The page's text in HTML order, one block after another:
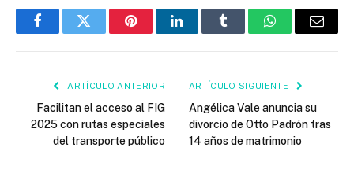
FacebookTwitter PinterestLinkedInTumblr WhatsAppEmail
ARTÍCULO ANTERIOR
Facilitan el acceso al FIG
2025 con rutas especiales
del transporte público
ARTÍCULO SIGUIENTE
Angélica Vale anuncia su
divorcio de Otto Padrón tras
14 años de matrimonio